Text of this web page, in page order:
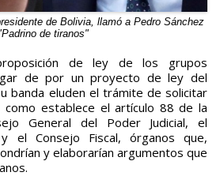
de Bolivia, llamó a Pedro Sánchez
de tiranos"
de por un proyecto de ley del
banda eluden el trámite de solicitar
como establece el artículo 88 de la
General del Poder Judicial, el
el Consejo Fiscal, órganos que,
y elaborarían argumentos que